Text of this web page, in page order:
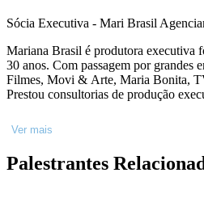
Sócia Executiva - Mari Brasil
Mariana Brasil é produtora executiva
30 anos. Com passagem por grandes
Filmes, Movi & Arte, Maria Bonita,
Prestou consultorias de produção
como ponto de intersecção nas
produtores e profissionais, expertise
conectá-los aos modelos de negócios
Ver mais
Palestrantes